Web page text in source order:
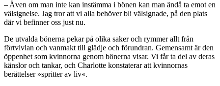
– Även om man inte kan instämma i bönen kan man ändå ta emot en
välsignelse. Jag tror att vi alla behöver bli välsignade, på den plats
där vi befinner oss just nu.
De utvalda bönerna pekar på olika saker och rymmer allt från
förtvivlan och vanmakt till glädje och förundran. Gemensamt är den
öppenhet som kvinnorna genom bönerna visar. Vi får ta del av deras
känslor och tankar, och Charlotte konstaterar att kvinnornas
berättelser »spritter av liv«.